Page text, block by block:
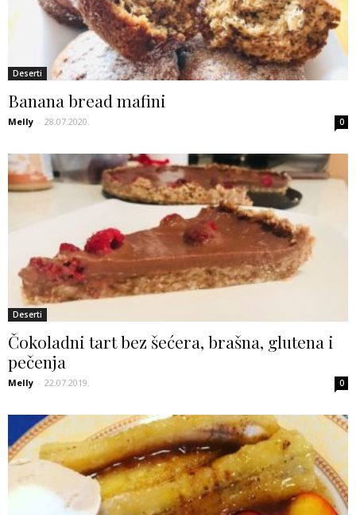
Deserti
Banana bread mafini
Melly - 28.07.2020. 0
Deserti
Čokoladni tart bez šećera, brašna, glutena i
pečenja
Melly - 22.07.2019. 0